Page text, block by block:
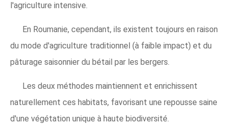
l'agriculture intensive.
En Roumanie, cependant, ils existent toujours en raison
du mode d'agriculture traditionnel (à faible impact) et du
pâturage saisonnier du bétail par les bergers.
Les deux méthodes maintiennent et enrichissent
naturellement ces habitats, favorisant une repousse saine
d'une végétation unique à haute biodiversité.